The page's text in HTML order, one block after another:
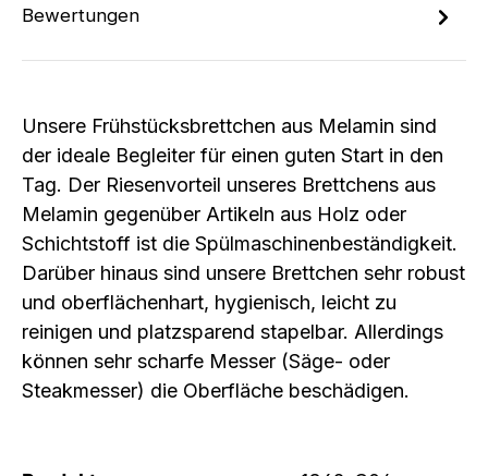
Bewertungen
Unsere Frühstücksbrettchen aus Melamin sind
der ideale Begleiter für einen guten Start in den
Tag. Der Riesenvorteil unseres Brettchens aus
Melamin gegenüber Artikeln aus Holz oder
Schichtstoff ist die Spülmaschinenbeständigkeit.
Darüber hinaus sind unsere Brettchen sehr robust
und oberflächenhart, hygienisch, leicht zu
reinigen und platzsparend stapelbar. Allerdings
können sehr scharfe Messer (Säge- oder
Steakmesser) die Oberfläche beschädigen.